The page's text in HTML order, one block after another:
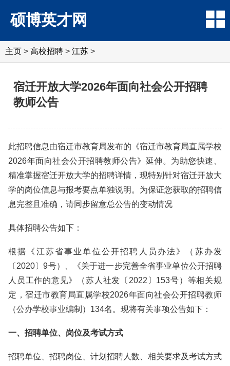
硕博英才网
主页 > 高校招聘 > 江苏 >
宿迁开放大学2026年面向社会公开招聘
教师公告
此招聘信息由宿迁市教育局发布的《宿迁市教育局直属学校
2026年面向社会公开招聘教师公告》延伸。为助您快速、
精准掌握宿迁开放大学的招聘详情，现特别针对宿迁开放大
学的岗位信息与报考要点单独说明。为保证您获取的招聘信
息完整且准确，请同步留意总公告的变动情况
具体招聘公告如下：
根据《江苏省事业单位公开招聘人员办法》（苏办发
〔2020〕9号）、《关于进一步完善全省事业单位公开招聘
人员工作的意见》（苏人社发〔2022〕153号）等相关规
定，宿迁市教育局直属学校2026年面向社会公开招聘教师
（公办学校事业编制）134名。现将有关事项公告如下：
一、招聘单位、岗位及考试方式
招聘单位、招聘岗位、计划招聘人数、相关要求及考试方式